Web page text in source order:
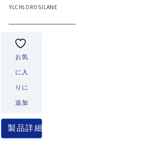
YLCHLOROSILANE
お気
に入
りに
追加
製品詳細